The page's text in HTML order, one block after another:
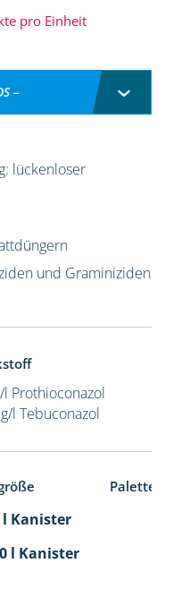
pro Einheit
–
lückenloser
und Graminiziden
l Prothioconazol
l Tebuconazol
l Kanister
l Kanister